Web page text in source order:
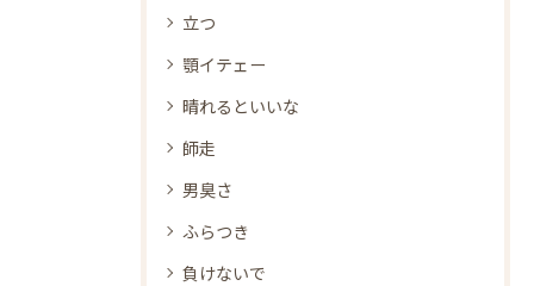
立つ
顎イテェー
晴れるといいな
師走
男臭さ
ふらつき
負けないで